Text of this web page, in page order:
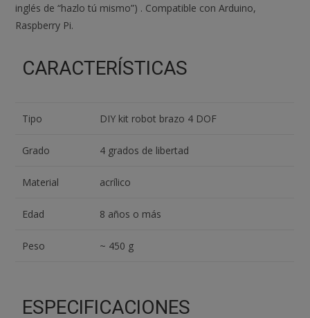
inglés de “hazlo tú mismo”) . Compatible con Arduino,
Raspberry Pi.
CARACTERÍSTICAS
Tipo DIY kit robot brazo 4 DOF
Grado 4 grados de libertad
Material acrílico
Edad 8 años o más
Peso ~ 450 g
ESPECIFICACIONES